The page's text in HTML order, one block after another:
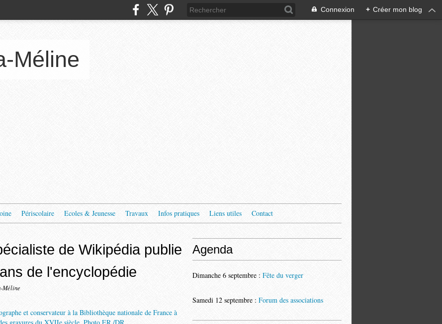
Connexion + Créer mon blog
Méline
Périscolaire Ecoles & Jeunesse Travaux Infos pratiques Liens utiles Contact
de Wikipédia publie
de l'encyclopédie
Méline
Agenda
Dimanche 6 septembre : Fête du verger
Samedi 12 septembre : Forum des associations